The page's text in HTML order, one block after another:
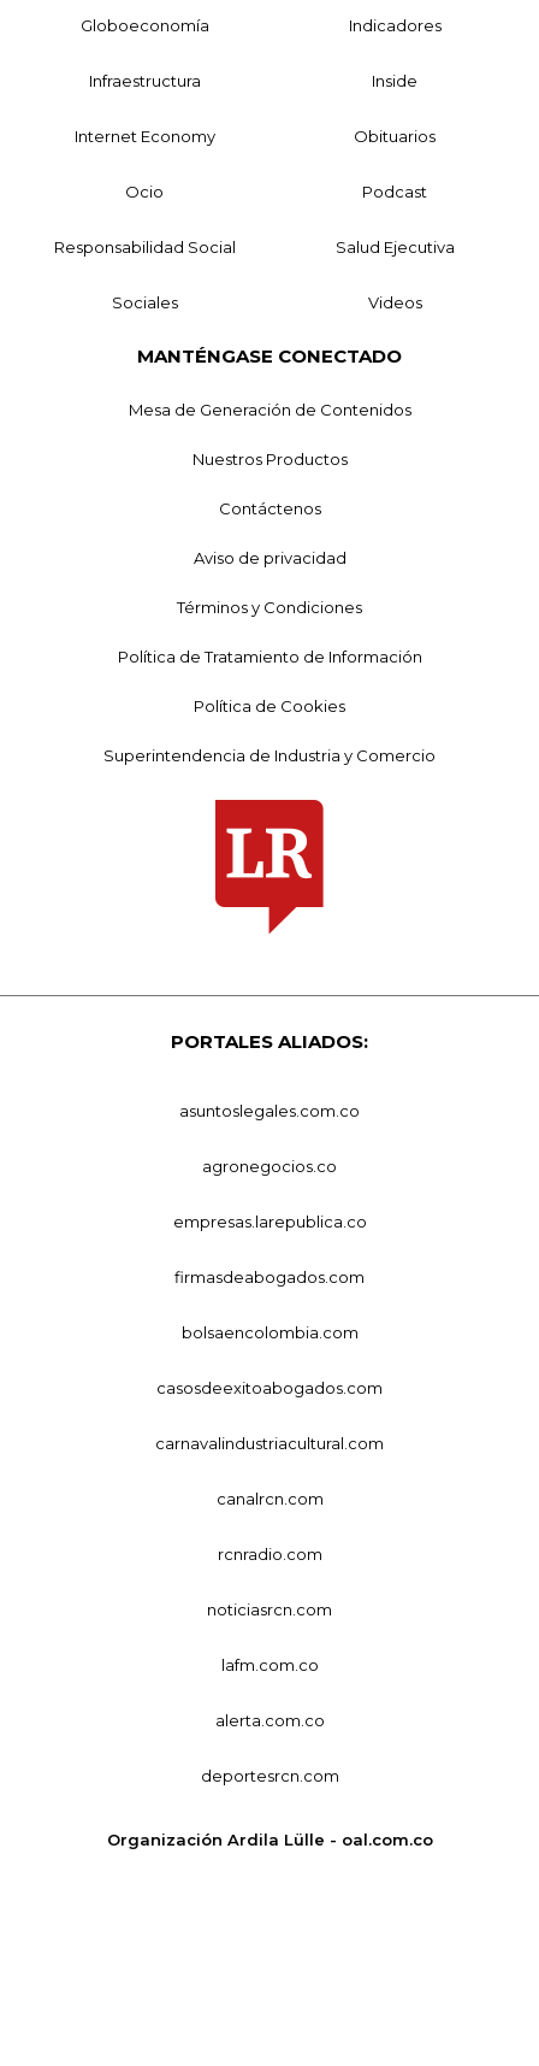
Globoeconomía Indicadores
Infraestructura Inside
Internet Economy Obituarios
Ocio Podcast
Responsabilidad Social Salud Ejecutiva
Sociales Videos
MANTÉNGASE CONECTADO
Mesa de Generación de Contenidos
Nuestros Productos
Contáctenos
Aviso de privacidad
Términos y Condiciones
Política de Tratamiento de Información
Política de Cookies
Superintendencia de Industria y Comercio
PORTALES ALIADOS:
asuntoslegales.com.co
agronegocios.co
empresas.larepublica.co
firmasdeabogados.com
bolsaencolombia.com
casosdeexitoabogados.com
carnavalindustriacultural.com
canalrcn.com
rcnradio.com
noticiasrcn.com
lafm.com.co
alerta.com.co
deportesrcn.com
Organización Ardila Lülle - oal.com.co